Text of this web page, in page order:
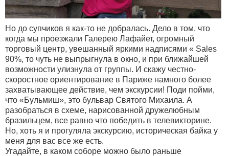
Но до супчиков я как-то не добралась. Дело в том, что
когда мы проезжали Галерею Лафайет, огромный
торговый центр, увешанный яркими надписями « Sales
90%, то чуть не выпрыгнула в окно, и при ближайшей
возможности улизнула от группы. И скажу честно-
скоростное ориентирование в Париже намного более
захватывающее действие, чем экскурсии! Поди пойми,
что «Бульмиш», это бульвар Святого Михаила. А
разобраться в схеме, нарисованной дружелюбным
бразильцем, все равно что победить в телевикторине.
Но, хоть я и прогуляла экскурсию, историческая байка у
меня для вас все же есть.
Угадайте, в каком соборе можно было раньше